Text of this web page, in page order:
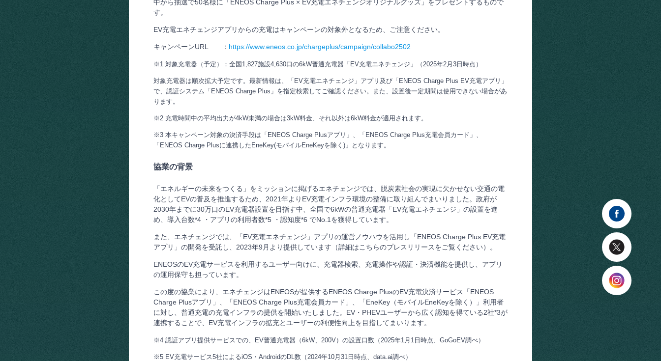
中から抽選で50名様に「ENEOS Charge Plus × EV充電エネチェンジオリジナルグッズ」をプレゼントするもので
す。
EV充電エネチェンジアプリからの充電はキャンペーンの対象外となるため、ご注意ください。
キャンペーンURL ： https://www.eneos.co.jp/chargeplus/campaign/collabo2502
※1 対象充電器（予定）：全国1,827施設4,630口の6kW普通充電器「EV充電エネチェンジ」（2025年2月3日時点）
対象充電器は順次拡大予定です。最新情報は、「EV充電エネチェンジ」アプリ及び「ENEOS Charge Plus EV充電アプリ」
で、認証システム「ENEOS Charge Plus」を指定検索してご確認ください。また、設置後一定期間は使用できない場合があ
ります。
※2 充電時間中の平均出力が4kW未満の場合は3kW料金、それ以外は6kW料金が適用されます。
※3 本キャンペーン対象の決済手段は「ENEOS Charge Plusアプリ」、「ENEOS Charge Plus充電会員カード」、
「ENEOS Charge Plusに連携したEneKey(モバイルEneKeyを除く)」となります。
協業の背景
「エネルギーの未来をつくる」をミッションに掲げるエネチェンジでは、脱炭素社会の実現に欠かせない交通の電
化としてEVの普及を推進するため、2021年よりEV充電インフラ環境の整備に取り組んでまいりました。政府が
2030年までに30万口のEV充電器設置を目指す中、全国で6kWの普通充電器「EV充電エネチェンジ」の設置を進
め、導入台数*4 ・アプリの利用者数*5 ・認知度*6 でNo.1を獲得しています。
また、エネチェンジでは、「EV充電エネチェンジ」アプリの運営ノウハウを活用し「ENEOS Charge Plus EV充電
アプリ」の開発を受託し、2023年9月より提供しています（詳細はこちらのプレスリリースをご覧ください）。
ENEOSのEV充電サービスを利用するユーザー向けに、充電器検索、充電操作や認証・決済機能を提供し、アプリ
の運用保守も担っています。
この度の協業により、エネチェンジはENEOSが提供するENEOS Charge PlusのEV充電決済サービス「ENEOS
Charge Plusアプリ」、「ENEOS Charge Plus充電会員カード」、「EneKey（モバイルEneKeyを除く）」利用者
に対し、普通充電の充電インフラの提供を開始いたしました。EV・PHEVユーザーから広く認知を得ている2社*3が
連携することで、EV充電インフラの拡充とユーザーの利便性向上を目指してまいります。
※4 認証アプリ提供サービスでの、EV普通充電器（6kW、200V）の設置口数（2025年1月1日時点、GoGoEV調べ）
※5 EV充電サービス5社によるiOS・AndroidのDL数（2024年10月31日時点、data.ai調べ）